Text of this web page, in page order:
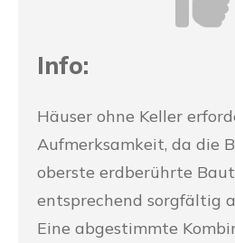
Info:
Häuser ohne Keller
Aufmerksamkeit, da die
oberste erdberührte
entsprechend sorgfältig
Eine abgestimmte